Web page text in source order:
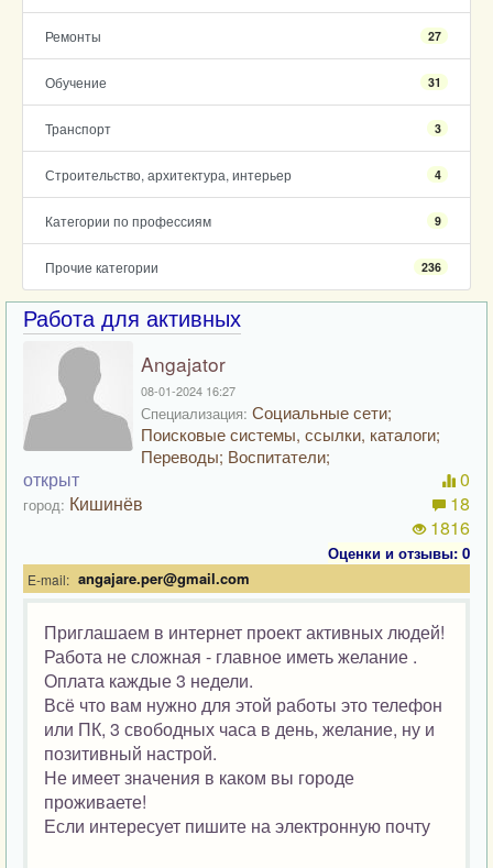
Ремонты 27
Обучение 31
Транспорт 3
Строительство, архитектура, интерьер 4
Категории по профессиям 9
Прочие категории 236
Работа для активных
Angajator
08-01-2024 16:27
Специализация: Социальные сети;
Поисковые системы, ссылки, каталоги;
Переводы; Воспитатели;
открыт
город: Кишинёв
0
18
1816
Оценки и отзывы: 0
E-mail: angajare.per@gmail.com
Приглашаем в интернет проект активных людей!
Работа не сложная - главное иметь желание .
Оплата каждые 3 недели.
Всё что вам нужно для этой работы это телефон
или ПК, 3 свободных часа в день, желание, ну и
позитивный настрой.
Не имеет значения в каком вы городе
проживаете!
Если интересует пишите на электронную почту